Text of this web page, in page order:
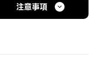
注意事項